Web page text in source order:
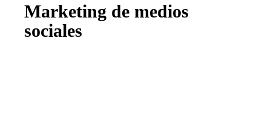
Marketing de medios
sociales